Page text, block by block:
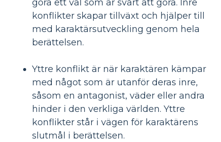
göra ett val som är svårt att göra. Inre
konflikter skapar tillväxt och hjälper till
med karaktärsutveckling genom hela
berättelsen.
Yttre konflikt är när karaktären kämpar
med något som är utanför deras inre,
såsom en antagonist, väder eller andra
hinder i den verkliga världen. Yttre
konflikter står i vägen för karaktärens
slutmål i berättelsen.